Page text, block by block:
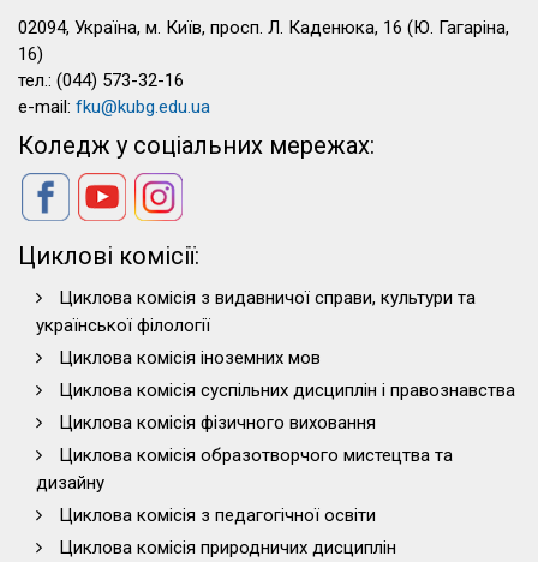
02094, Україна, м. Київ, просп. Л. Каденюка, 16 (Ю. Гагаріна,
16)
тел.: (044) 573-32-16
e-mail: fku@kubg.edu.ua
Коледж у соціальних мережах:
Циклові комісії:
Циклова комісія з видавничої справи, культури та
української філології
Циклова комісія іноземних мов
Циклова комісія суспільних дисциплін і правознавства
Циклова комісія фізичного виховання
Циклова комісія образотворчого мистецтва та
дизайну
Циклова комісія з педагогічної освіти
Циклова комісія природничих дисциплін